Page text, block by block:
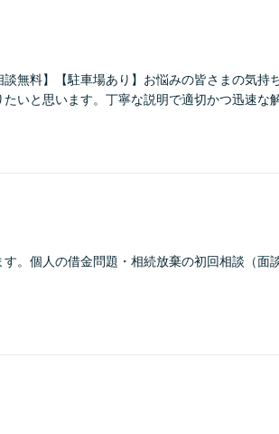
無料】【駐車場あり】お悩みの皆さまの気持
いと思います。丁寧な説明で適切かつ迅速な
。個人の借金問題・相続放棄の初回相談（面